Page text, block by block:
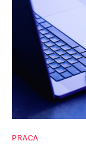
PRACA